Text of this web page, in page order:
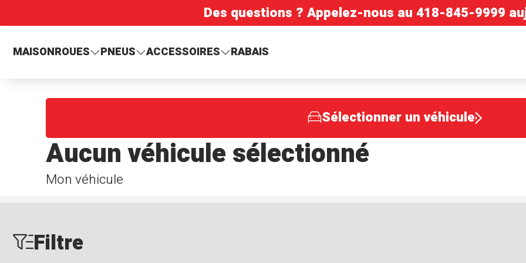
Des questions ? Appelez-nous au 418-845-9999
MAISONROUES PNEUS ACCESSOIRES RABAIS
Sélectionner un véhicule
Mon véhicule
Aucun véhicule sélectionné
Filtre